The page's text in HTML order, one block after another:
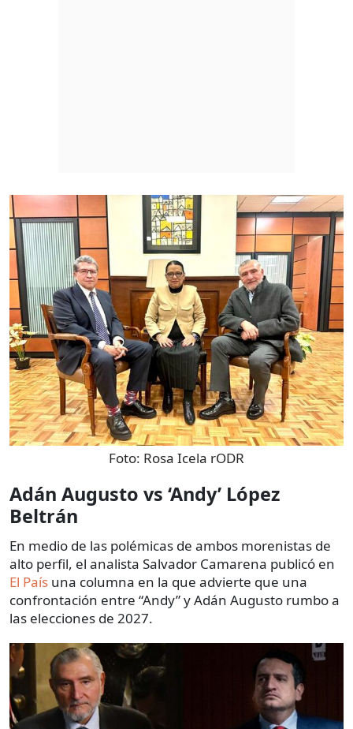
Foto: Rosa Icela rODR
Adán Augusto vs ‘Andy’ López
Beltrán
En medio de las polémicas de ambos morenistas de
alto perfil, el analista Salvador Camarena publicó en
El País una columna en la que advierte que una
confrontación entre “Andy” y Adán Augusto rumbo a
las elecciones de 2027.